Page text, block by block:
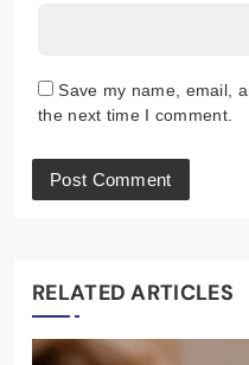
Save my name, email,
the next time I comment.
RELATED ARTICLES